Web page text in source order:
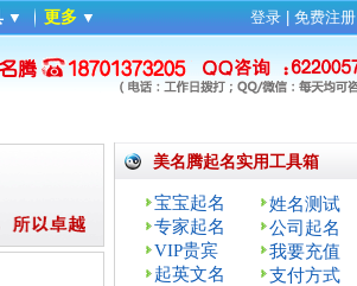
▼ 更多 ▼ 登录 免费注册
美名腾起名实用工具箱
宝宝起名
姓名测试
专家起名
公司起名
VIP贵宾
我要充值
起英文名
支付方式